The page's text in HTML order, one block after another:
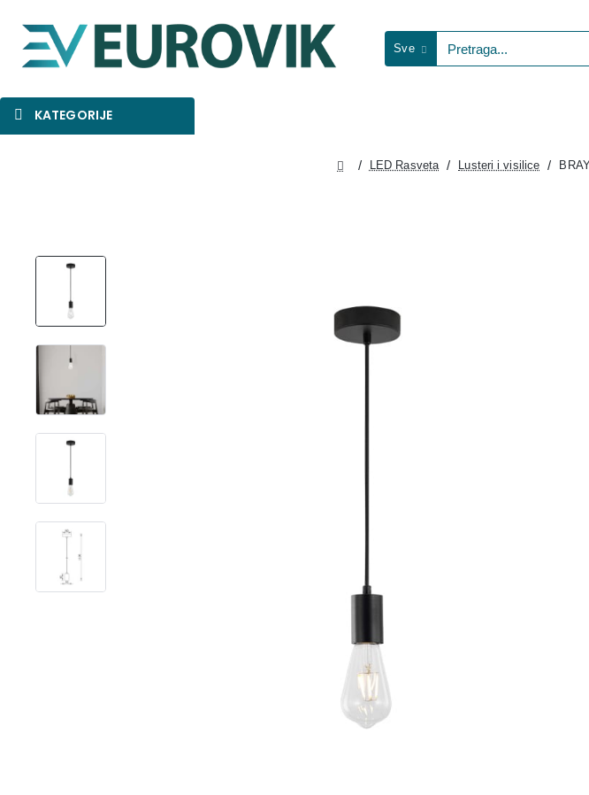
Sve
Pretraga...
KATEGORIJE
LED Rasveta Lusteri i visilice